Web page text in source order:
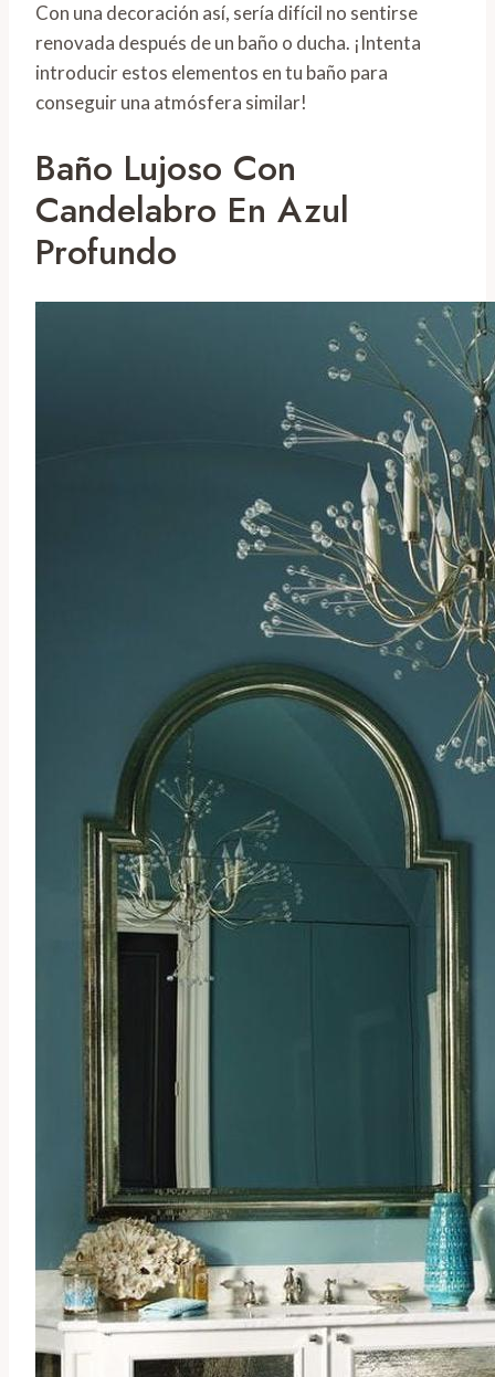
Con una decoración así, sería difícil no sentirse
renovada después de un baño o ducha. ¡Intenta
introducir estos elementos en tu baño para
conseguir una atmósfera similar!
Baño Lujoso Con
Candelabro En Azul
Profundo